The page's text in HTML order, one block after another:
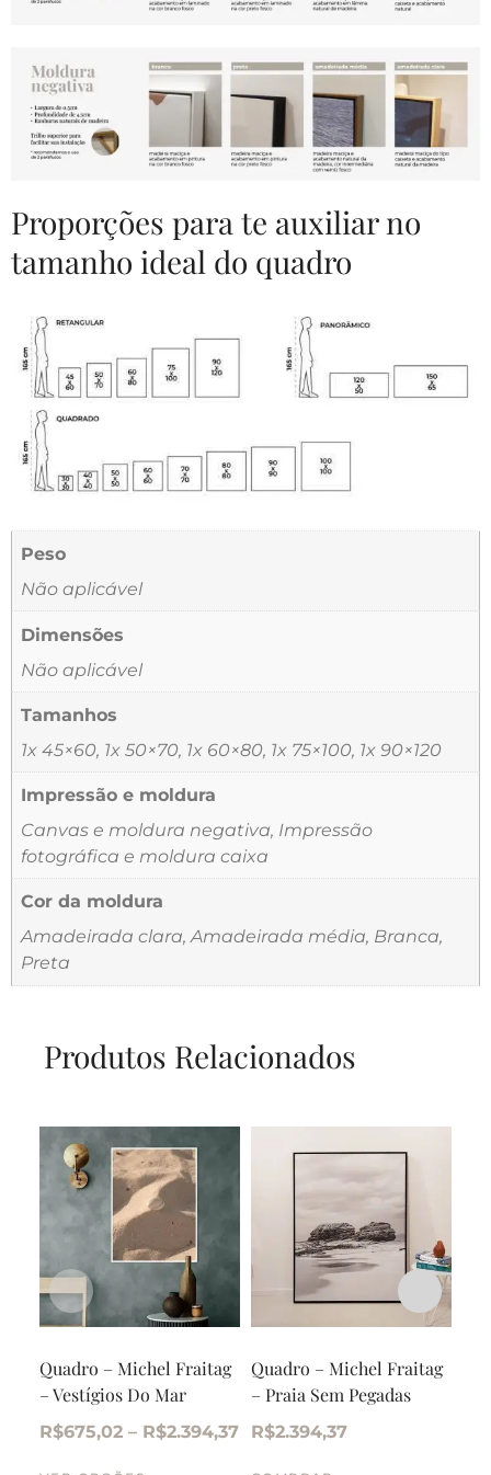
Proporções para te auxiliar no
tamanho ideal do quadro
Peso
Não aplicável
Dimensões
Não aplicável
Tamanhos
1x 45×60, 1x 50×70, 1x 60×80, 1x 75×100, 1x 90×120
Impressão e moldura
Canvas e moldura negativa, Impressão
fotográfica e moldura caixa
Cor da moldura
Amadeirada clara, Amadeirada média, Branca,
Preta
Produtos Relacionados
Quadro – Michel Fraitag
– Vestígios Do Mar
R$675,02 – R$2.394,37
Quadro – Michel Fraitag
– Praia Sem Pegadas
R$2.394,37